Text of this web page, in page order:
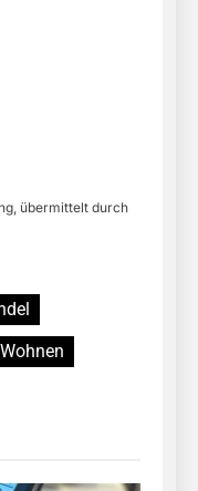
übermittelt durch
Wohnen